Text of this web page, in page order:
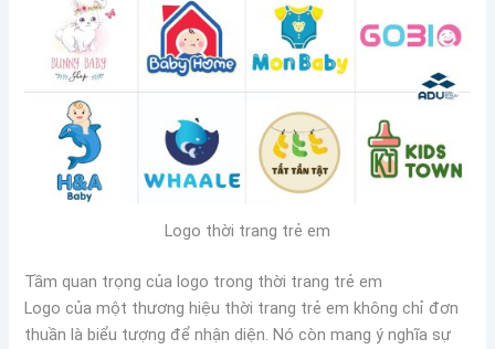
Logo thời trang trẻ em
Tầm quan trọng của logo trong thời trang trẻ em
Logo của một thương hiệu thời trang trẻ em không chỉ đơn
thuần là biểu tượng để nhận diện. Nó còn mang ý nghĩa sự